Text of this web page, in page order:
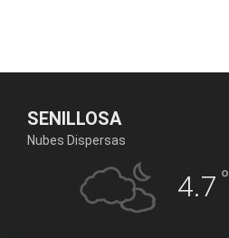
SENILLOSA
Nubes Dispersas
4.7 °